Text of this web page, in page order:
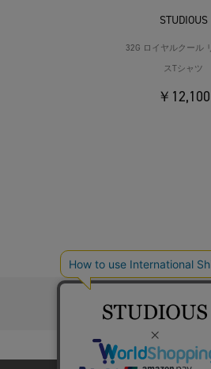
STUDIOUS
32G ロイヤルクール
スTシャツ
￥12,100